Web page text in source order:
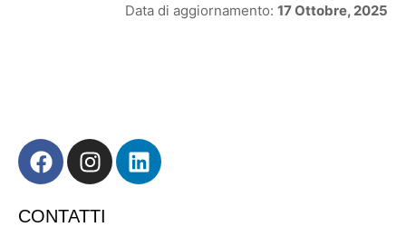
Data di aggiornamento: 17 Ottobre, 2025
CONTATTI